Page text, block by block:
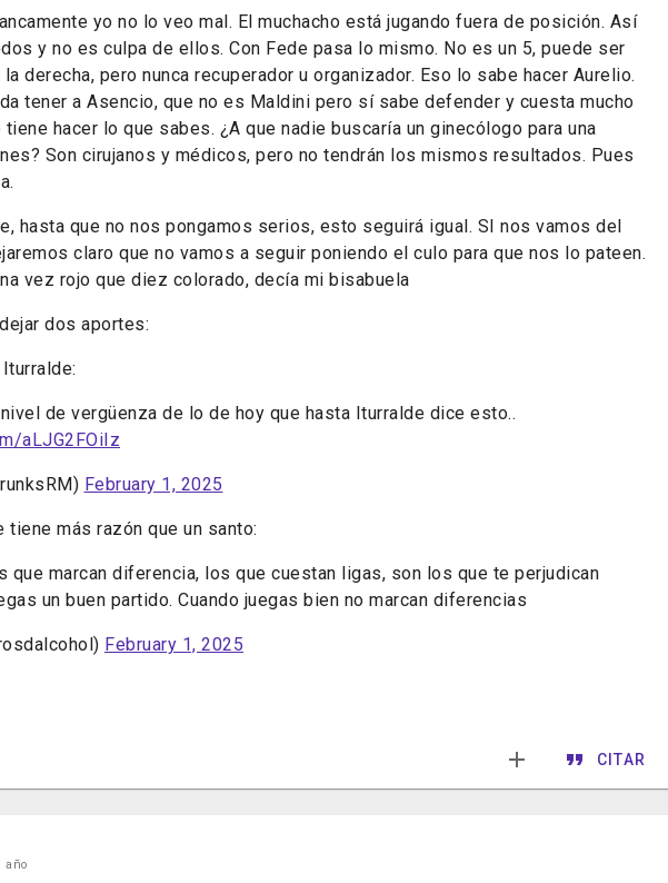
yo no lo veo mal. El muchacho está jugando fuera de posición. Así
y no es culpa de ellos. Con Fede pasa lo mismo. No es un 5, puede ser
derecha, pero nunca recuperador u organizador. Eso lo sabe hacer Aurelio.
tener a Asencio, que no es Maldini pero sí sabe defender y cuesta mucho
hacer lo que sabes. ¿A que nadie buscaría un ginecólogo para una
Son cirujanos y médicos, pero no tendrán los mismos resultados. Pues
hasta que no nos pongamos serios, esto seguirá igual. SI nos vamos del
claro que no vamos a seguir poniendo el culo para que nos lo pateen.
vez rojo que diez colorado, decía mi bisabuela
dos aportes:
de vergüenza de lo de hoy que hasta Iturralde dice esto..
aLJG2FOiIz
February 1, 2025
más razón que un santo:
que marcan diferencia, los que cuestan ligas, son los que te perjudican
un buen partido. Cuando juegas bien no marcan diferencias
February 1, 2025
CITAR
año